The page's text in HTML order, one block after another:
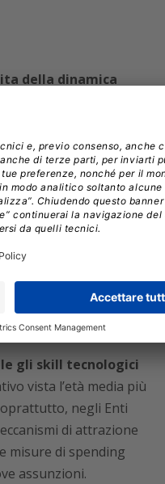
della dinamica
di consulenza e
, dirigenti (1,9%) e
per identificare
la definizione di
Demand
verticali, di
oltre alla
gli skill tecnologici
vista l’età media più
negli Enti
di attrazione
misure di spending
assunzioni.